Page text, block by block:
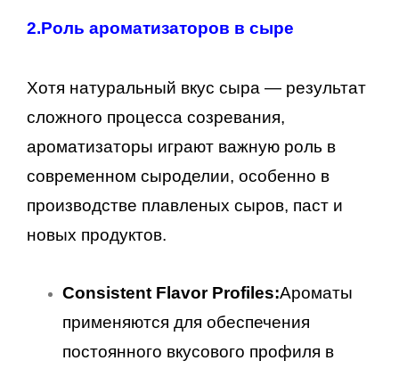
2.Роль ароматизаторов в сыре
Хотя натуральный вкус сыра — результат
сложного процесса созревания,
ароматизаторы играют важную роль в
современном сыроделии, особенно в
производстве плавленых сыров, паст и
новых продуктов.
Consistent Flavor Profiles:Ароматы
применяются для обеспечения
постоянного вкусового профиля в